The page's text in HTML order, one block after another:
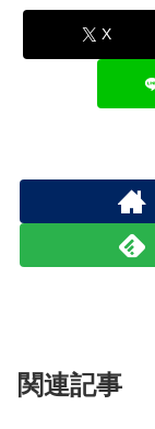
X
関連記事